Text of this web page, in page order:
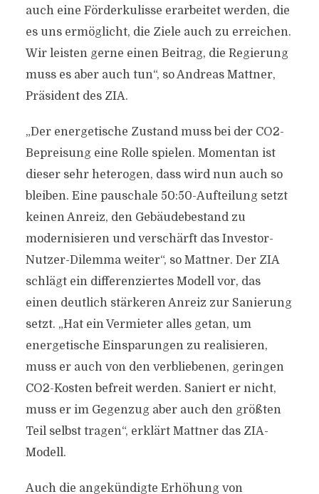
auch eine Förderkulisse erarbeitet werden, die
es uns ermöglicht, die Ziele auch zu erreichen.
Wir leisten gerne einen Beitrag, die Regierung
muss es aber auch tun“, so Andreas Mattner,
Präsident des ZIA.
„Der energetische Zustand muss bei der CO2-
Bepreisung eine Rolle spielen. Momentan ist
dieser sehr heterogen, dass wird nun auch so
bleiben. Eine pauschale 50:50-Aufteilung setzt
keinen Anreiz, den Gebäudebestand zu
modernisieren und verschärft das Investor-
Nutzer-Dilemma weiter“, so Mattner. Der ZIA
schlägt ein differenziertes Modell vor, das
einen deutlich stärkeren Anreiz zur Sanierung
setzt. „Hat ein Vermieter alles getan, um
energetische Einsparungen zu realisieren,
muss er auch von den verbliebenen, geringen
CO2-Kosten befreit werden. Saniert er nicht,
muss er im Gegenzug aber auch den größten
Teil selbst tragen“, erklärt Mattner das ZIA-
Modell.
Auch die angekündigte Erhöhung von